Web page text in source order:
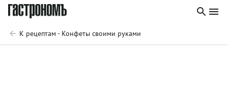
К рецептам - Конфеты своими руками